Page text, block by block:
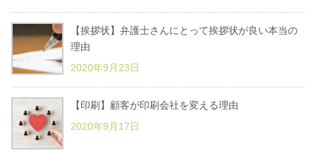
【挨拶状】弁護士さんにとって挨拶状が良い本当の
理由
2020年9月23日
【印刷】顧客が印刷会社を変える理由
2020年9月17日